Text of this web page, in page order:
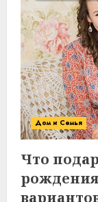
Дом и Семья
Что